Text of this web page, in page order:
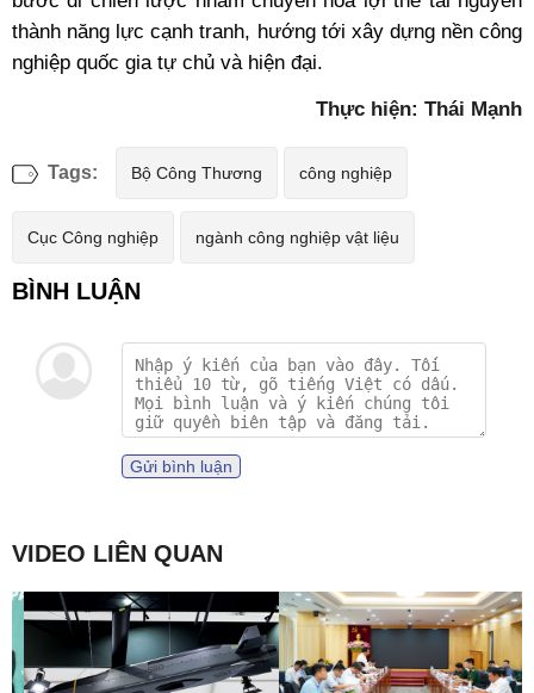
thành năng lực cạnh tranh, hướng tới xây dựng nền công
nghiệp quốc gia tự chủ và hiện đại.
Thực hiện: Thái Mạnh
Tags: Bộ Công Thương công nghiệp
Cục Công nghiệp ngành công nghiệp vật liệu
Gửi bình luận
VIDEO LIÊN QUAN